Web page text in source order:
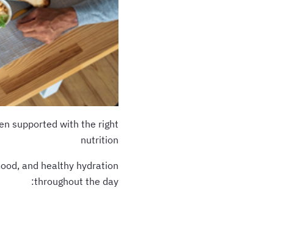
supported with the right
nutrition
and healthy hydration
throughout the day: